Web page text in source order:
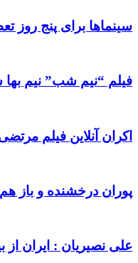
سینماها برای پنج‌ روز
فیلم “نیم شب” نیم
اکران آنلاین فیلم
پوران درخشنده و باز
علی نصیریان : ایران